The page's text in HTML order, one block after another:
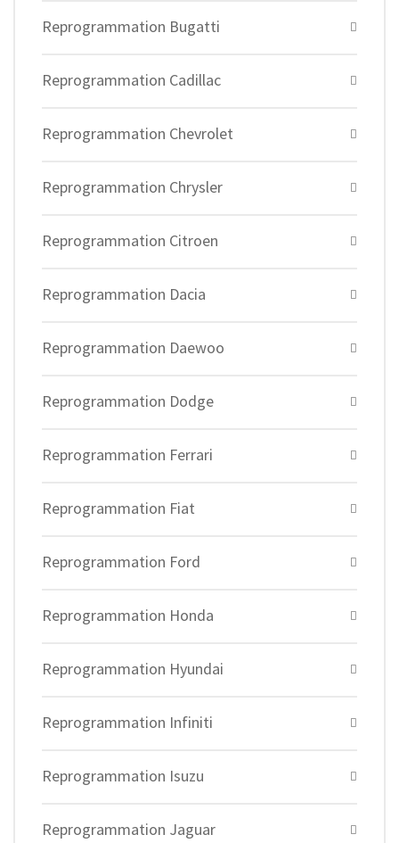
Reprogrammation Bugatti
Reprogrammation Cadillac
Reprogrammation Chevrolet
Reprogrammation Chrysler
Reprogrammation Citroen
Reprogrammation Dacia
Reprogrammation Daewoo
Reprogrammation Dodge
Reprogrammation Ferrari
Reprogrammation Fiat
Reprogrammation Ford
Reprogrammation Honda
Reprogrammation Hyundai
Reprogrammation Infiniti
Reprogrammation Isuzu
Reprogrammation Jaguar